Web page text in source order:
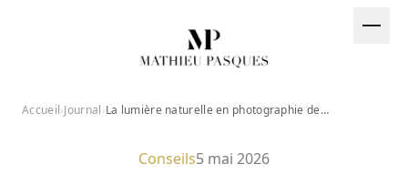
Accueil›Journal› La lumière naturelle en photographie de mariage
Conseils5 mai 2026